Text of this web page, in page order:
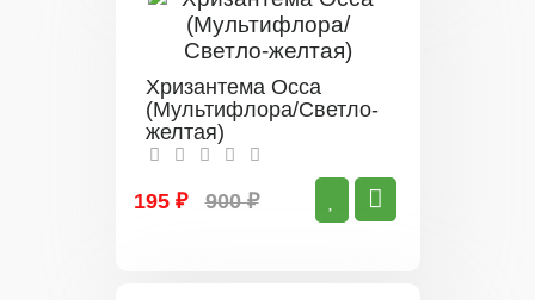
Хризантема Осса
(Мультифлора/Светло-
желтая)
195 ₽ 900 ₽